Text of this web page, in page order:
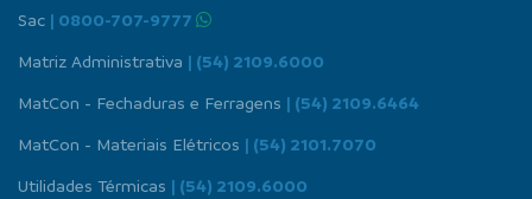
Sac | 0800-707-9777
Matriz Administrativa | (54) 2109.6000
MatCon - Fechaduras e Ferragens | (54) 2109.6464
MatCon - Materiais Elétricos | (54) 2101.7070
Utilidades Térmicas | (54) 2109.6000